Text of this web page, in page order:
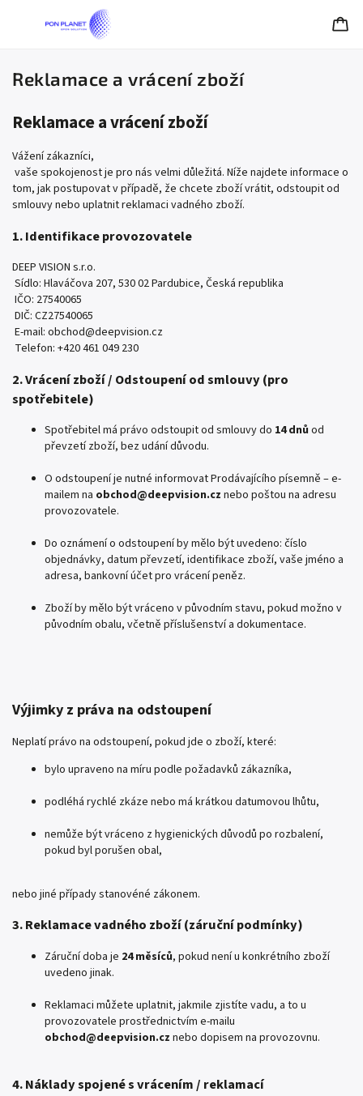
Reklamace a vrácení zboží
Reklamace a vrácení zboží
Vážení zákazníci,
vaše spokojenost je pro nás velmi důležitá. Níže najdete informace o
tom, jak postupovat v případě, že chcete zboží vrátit, odstoupit od
smlouvy nebo uplatnit reklamaci vadného zboží.
1. Identifikace provozovatele
DEEP VISION s.r.o.
Sídlo: Hlaváčova 207, 530 02 Pardubice, Česká republika
IČO: 27540065
DIČ: CZ27540065
E-mail: obchod@deepvision.cz
Telefon: +420 461 049 230
2. Vrácení zboží / Odstoupení od smlouvy (pro
spotřebitele)
Spotřebitel má právo odstoupit od smlouvy do 14 dnů od
převzetí zboží, bez udání důvodu.
O odstoupení je nutné informovat Prodávajícího písemně – e-
mailem na obchod@deepvision.cz nebo poštou na adresu
provozovatele.
Do oznámení o odstoupení by mělo být uvedeno: číslo
objednávky, datum převzetí, identifikace zboží, vaše jméno a
adresa, bankovní účet pro vrácení peněz.
Zboží by mělo být vráceno v původním stavu, pokud možno v
původním obalu, včetně příslušenství a dokumentace.
Výjimky z práva na odstoupení
Neplatí právo na odstoupení, pokud jde o zboží, které:
bylo upraveno na míru podle požadavků zákazníka,
podléhá rychlé zkáze nebo má krátkou datumovou lhůtu,
nemůže být vráceno z hygienických důvodů po rozbalení,
pokud byl porušen obal,
nebo jiné případy stanovéné zákonem.
3. Reklamace vadného zboží (záruční podmínky)
Záruční doba je 24 měsíců, pokud není u konkrétního zboží
uvedeno jinak.
Reklamaci můžete uplatnit, jakmile zjistíte vadu, a to u
provozovatele prostřednictvím e-mailu
obchod@deepvision.cz nebo dopisem na provozovnu.
4. Náklady spojené s vrácením / reklamací